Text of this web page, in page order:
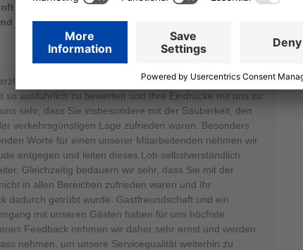
nur den Serkan arbeiten er ist sehr guter höflicher
ist Gold wert.
Dank, dass Sie sich die Zeit genommen haben,
so ausführlich zu bewerten und Ihre Eindrücke mit uns zu
sehr, dass Sie insbesondere mit der Sauberkeit, den
verkehrsgünstigen Lage zufrieden waren. Besonders
Worte für einen unserer Mitarbeitenden nehmen wir
entgegen und leiten dieses Lob selbstverständlich
Gleichzeitig bedauern wir sehr, dass Sie mit der
in allen Bereichen zufrieden waren und Ihr
dadurch getrübt wurde. Gastfreundschaft und ein
mit unseren Gästen haben für uns höchste
Feedback nehmen wir daher sehr ernst und werden
nehmen, um unsere Servicequalität weiterhin zu